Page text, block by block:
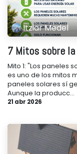
Itziar Medel
7 Mitos sobre
Mito 1: "Los paneles
es uno de los mitos
paneles solares sí
Aunque la producc...
21 abr 2026